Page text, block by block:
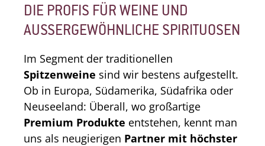
DIE PROFIS FÜR WEINE UND
AUSSERGEWÖHNLICHE SPIRITUOSEN
Im Segment der traditionellen
Spitzenweine sind wir bestens aufgestellt.
Ob in Europa, Südamerika, Südafrika oder
Neuseeland: Überall, wo großartige
Premium Produkte entstehen, kennt man
uns als neugierigen Partner mit höchster